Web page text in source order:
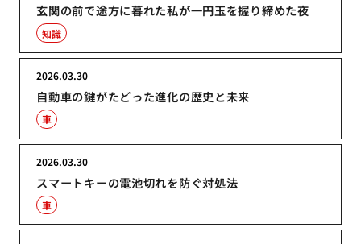
玄関の前で途方に暮れた私が一円玉を握り締めた夜
知識
自動車の鍵がたどった進化の歴史と未来
2026.03.30
車
スマートキーの電池切れを防ぐ対処法
2026.03.30
車